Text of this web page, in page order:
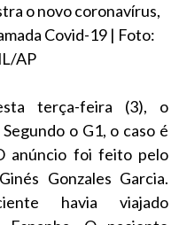
o novo coronavírus,
Covid-19 | Foto:
AP
terça-feira (3), o
o G1, o caso é
anúncio foi feito pelo
Gonzales Garcia.
havia viajado